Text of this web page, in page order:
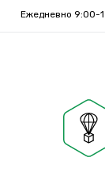
Ежедневно 9:00-